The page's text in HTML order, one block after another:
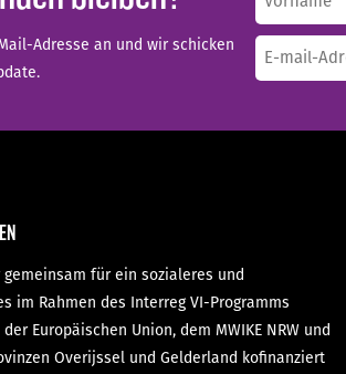
Adresse an und wir schicken
(erforderlich)
Vorname
E-
mail-
(erforderlich)
für ein sozialeres und
im Rahmen des Interreg VI-Programms
Europäischen Union, dem MWIKE NRW und
Overijssel und Gelderland kofinanziert